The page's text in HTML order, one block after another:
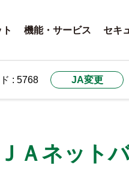
機能・サービス セキ
: 5768 JA変更
ＪＡネット